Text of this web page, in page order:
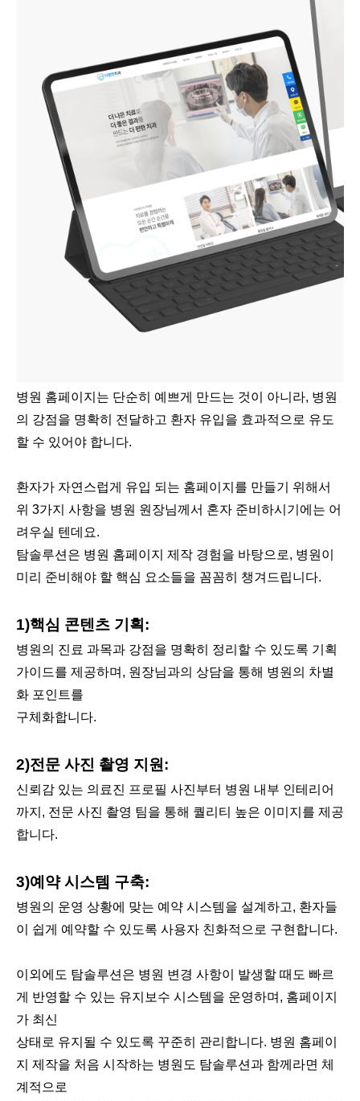
병원 홈페이지는 단순히 예쁘게 만드는 것이 아니라, 병원
의 강점을 명확히 전달하고 환자 유입을 효과적으로 유도
할 수 있어야 합니다.
환자가 자연스럽게 유입 되는 홈페이지를 만들기 위해서
위 3가지 사항을 병원 원장님께서 혼자 준비하시기에는 어
려우실 텐데요.
탐솔루션은 병원 홈페이지 제작 경험을 바탕으로, 병원이
미리 준비해야 할 핵심 요소들을 꼼꼼히 챙겨드립니다.
1)핵심 콘텐츠 기획:
병원의 진료 과목과 강점을 명확히 정리할 수 있도록 기획
가이드를 제공하며, 원장님과의 상담을 통해 병원의 차별
화 포인트를
구체화합니다.
2)전문 사진 촬영 지원:
신뢰감 있는 의료진 프로필 사진부터 병원 내부 인테리어
까지, 전문 사진 촬영 팀을 통해 퀄리티 높은 이미지를 제공
합니다.
3)예약 시스템 구축:
병원의 운영 상황에 맞는 예약 시스템을 설계하고, 환자들
이 쉽게 예약할 수 있도록 사용자 친화적으로 구현합니다.
이외에도 탐솔루션은 병원 변경 사항이 발생할 때도 빠르
게 반영할 수 있는 유지보수 시스템을 운영하며, 홈페이지
가 최신
상태로 유지될 수 있도록 꾸준히 관리합니다. 병원 홈페이
지 제작을 처음 시작하는 병원도 탐솔루션과 함께라면 체
계적으로